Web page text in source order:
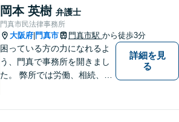
で頼れる弁護士を目指しま
す。【休日相談可】【今福鶴
見駅2分】
岡本 英樹 弁護士
門真市民法律事務所
大阪府 門真市 門真市駅 から徒歩3分
困っている方の力になれるよ
う、門真で事務所を開きまし
た。 弊所では労働、相続、離
詳細を見
る